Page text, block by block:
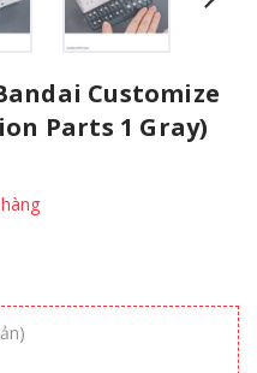
Customize
Parts 1 Gray)